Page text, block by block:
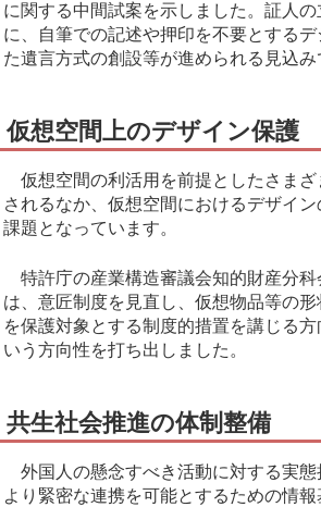
に関する中間試案を示しました。証人
に、自筆での記述や押印を不要とする
た遺言方式の創設等が進められる見込み
仮想空間上のデザイン保護
仮想空間の利活用を前提としたさまざ
されるなか、仮想空間におけるデザイ
課題となっています。
特許庁の産業構造審議会知的財産分科
は、意匠制度を見直し、仮想物品等の
を保護対象とする制度的措置を講じる
いう方向性を打ち出しました。
共生社会推進の体制整備
外国人の懸念すべき活動に対する実態
より緊密な連携を可能とするための情報